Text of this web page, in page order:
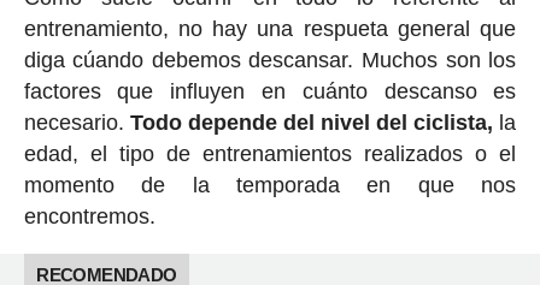
entrenamiento, no hay una respueta general que
diga cúando debemos descansar. Muchos son los
factores que influyen en cuánto descanso es
necesario. Todo depende del nivel del ciclista, la
edad, el tipo de entrenamientos realizados o el
momento de la temporada en que nos
encontremos.
RECOMENDADO